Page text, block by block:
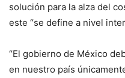
solución para la alza del
este “se define a nivel
“El gobierno de México
en nuestro país